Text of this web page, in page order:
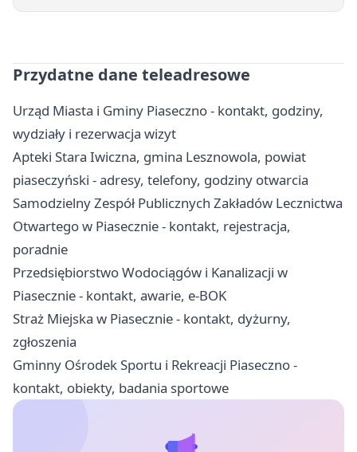
Przydatne dane teleadresowe
Urząd Miasta i Gminy Piaseczno - kontakt, godziny,
wydziały i rezerwacja wizyt
Apteki Stara Iwiczna, gmina Lesznowola, powiat
piaseczyński - adresy, telefony, godziny otwarcia
Samodzielny Zespół Publicznych Zakładów Lecznictwa
Otwartego w Piasecznie - kontakt, rejestracja,
poradnie
Przedsiębiorstwo Wodociągów i Kanalizacji w
Piasecznie - kontakt, awarie, e-BOK
Straż Miejska w Piasecznie - kontakt, dyżurny,
zgłoszenia
Gminny Ośrodek Sportu i Rekreacji Piaseczno -
kontakt, obiekty, badania sportowe